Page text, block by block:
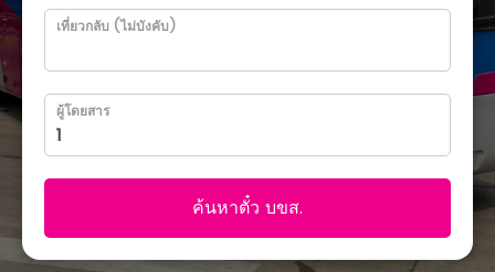
เที่ยวกลับ (ไม่บังคับ)
ผู้โดยสาร
ค้นหาตั๋ว บขส.